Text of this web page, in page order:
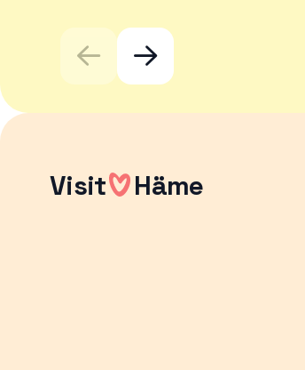
Visit Häme